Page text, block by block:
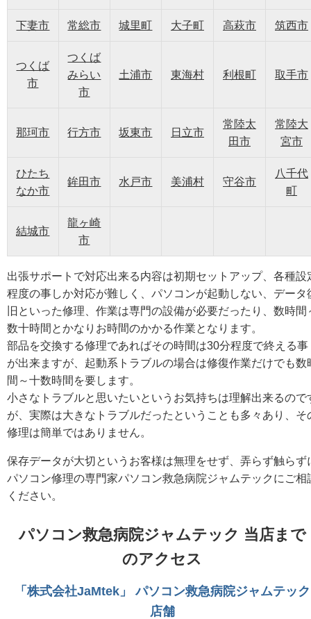
下妻市 常総市 城里町 大子町 高萩市 筑西市
つくば
市
つくば
みらい
市
土浦市 東海村 利根町 取手市
那珂市 行方市 坂東市 日立市
常陸太
田市
常陸大
宮市
ひたち
なか市
鉾田市 水戸市 美浦村 守谷市
八千代
町
結城市
龍ヶ崎
市
出張サポートで対応出来る内容は初期セットアップ、各種設
程度の事しか対応が難しく、パソコンが起動しない、データ
旧といった修理、作業は専門の設備が必要だったり、数時間
数十時間とかなりお時間のかかる作業となります。
部品を交換する修理であればその時間は30分程度で終える事
が出来ますが、起動系トラブルの場合は修復作業だけでも数
間～十数時間を要します。
小さなトラブルと思いたいというお気持ちは理解出来るので
が、実際は大きなトラブルだったということも多々あり、そ
修理は簡単ではありません。
保存データが大切というお客様は無理をせず、弄らず触らず
パソコン修理の専門家パソコン救急病院ジャムテックにご相
ください。
パソコン救急病院ジャムテック 当店まで
のアクセス
「株式会社JaMtek」 パソコン救急病院ジャムテック
店舗